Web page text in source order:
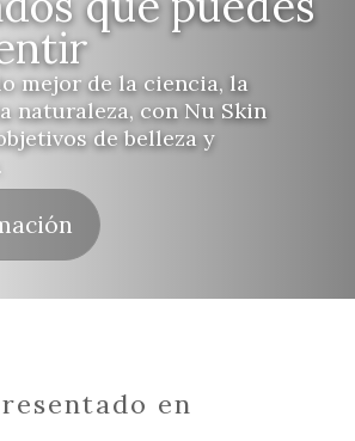
mejor de la ciencia, la
naturaleza, con Nu Skin
de belleza y
en